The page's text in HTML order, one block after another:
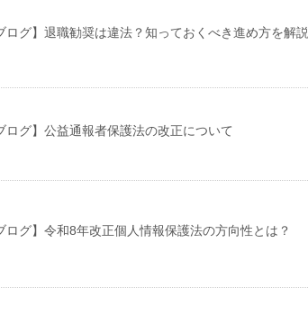
ログ】退職勧奨は違法？知っておくべき進め方を解説
ログ】公益通報者保護法の改正について
ログ】令和8年改正個人情報保護法の方向性とは？